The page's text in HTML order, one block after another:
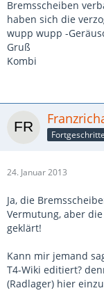
Bremsscheiben
haben sich die
wupp wupp -
Gruß
Kombi
24. Januar 2013
Ja, die
Vermutung, aber
geklärt!
Kann mir jemand
T4-Wiki editiert?
(Radlager) hier